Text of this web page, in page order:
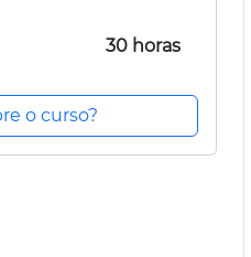
30 horas
o curso?